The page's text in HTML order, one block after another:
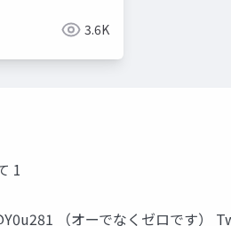
3.6K
1
（オーでなくゼロです